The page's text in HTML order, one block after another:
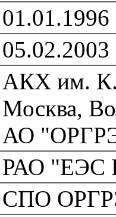
01.01.1996
05.02.2003
АКХ им. К.
Москва,
АО
РАО "ЕЭС
СПО